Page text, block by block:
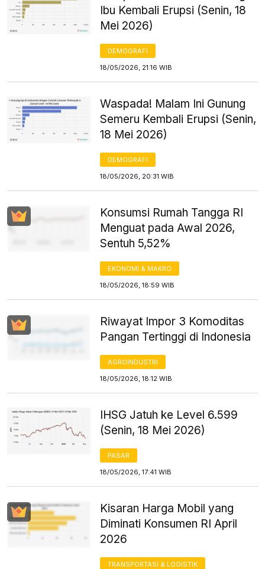
Ibu Kembali Erupsi (Senin, 18
Mei 2026)
DEMOGRAFI
18/05/2026, 21:16 WIB
Waspada! Malam Ini Gunung
Semeru Kembali Erupsi (Senin,
18 Mei 2026)
DEMOGRAFI
18/05/2026, 20:31 WIB
Konsumsi Rumah Tangga RI
Menguat pada Awal 2026,
Sentuh 5,52%
EKONOMI & MAKRO
18/05/2026, 18:59 WIB
Riwayat Impor 3 Komoditas
Pangan Tertinggi di Indonesia
AGROINDUSTRI
18/05/2026, 18:12 WIB
IHSG Jatuh ke Level 6.599
(Senin, 18 Mei 2026)
PASAR
18/05/2026, 17:41 WIB
Kisaran Harga Mobil yang
Diminati Konsumen RI April
2026
TRANSPORTASI & LOGISTIK